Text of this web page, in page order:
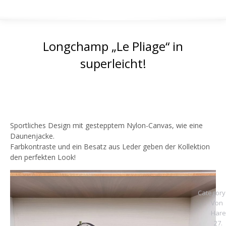
Longchamp „Le Pliage“ in
superleicht!
Sportliches Design mit gestepptem Nylon-Canvas, wie eine
Daunenjacke.
Farbkontraste und ein Besatz aus Leder geben der Kollektion
den perfekten Look!
Von
27.